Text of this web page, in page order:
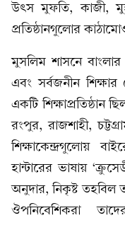
উৎস মুফতি, কাজী,
প্রতিষ্ঠানগুলোর
মুসলিম শাসনে বাংলার
এবং সর্বজনীন
একটি শিক্ষাপ্রতিষ্ঠান
রংপুর, রাজশাহী,
শিক্ষাকেন্দ্রগুলোয়
হান্টারের ভাষায়
অনুদার, নিকৃষ্ট তহবিল
ঔপনিবেশিকরা